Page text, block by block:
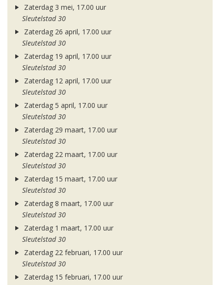
Zaterdag 3 mei, 17.00 uur
Sleutelstad 30
Zaterdag 26 april, 17.00 uur
Sleutelstad 30
Zaterdag 19 april, 17.00 uur
Sleutelstad 30
Zaterdag 12 april, 17.00 uur
Sleutelstad 30
Zaterdag 5 april, 17.00 uur
Sleutelstad 30
Zaterdag 29 maart, 17.00 uur
Sleutelstad 30
Zaterdag 22 maart, 17.00 uur
Sleutelstad 30
Zaterdag 15 maart, 17.00 uur
Sleutelstad 30
Zaterdag 8 maart, 17.00 uur
Sleutelstad 30
Zaterdag 1 maart, 17.00 uur
Sleutelstad 30
Zaterdag 22 februari, 17.00 uur
Sleutelstad 30
Zaterdag 15 februari, 17.00 uur